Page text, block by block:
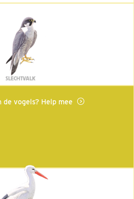
SLECHTVALK
de vogels? Help mee